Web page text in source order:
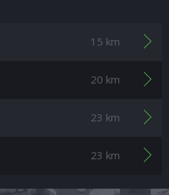
15 km
20 km
23 km
23 km